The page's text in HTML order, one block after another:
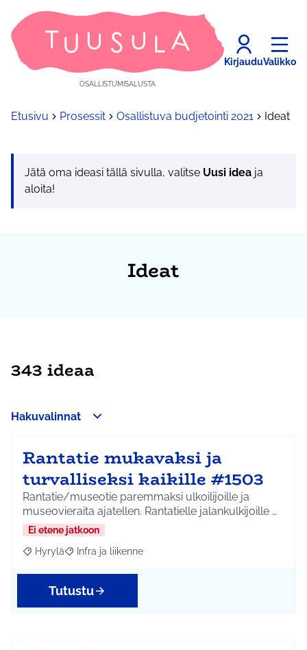
OSALLISTUMISALUSTA
KirjauduValikko
Etusivu Prosessit Osallistuva budjetointi 2021 Ideat
Jätä oma ideasi tällä sivulla, valitse Uusi idea ja
aloita!
Ideat
343 ideaa
Hakuvalinnat
Rantatie mukavaksi ja
turvalliseksi kaikille #1503
Rantatie/museotie paremmaksi ulkoilijoille ja
museovieraita ajatellen. Rantatielle jalankulkijoille …
Ei etene jatkoon
Rajaa tulokset aihepiirin mukaan: Hyrylä
Hyrylä Rajaa tulokset teeman mukaan: Infra ja liikenne
Infra ja liikenne
Tutustu